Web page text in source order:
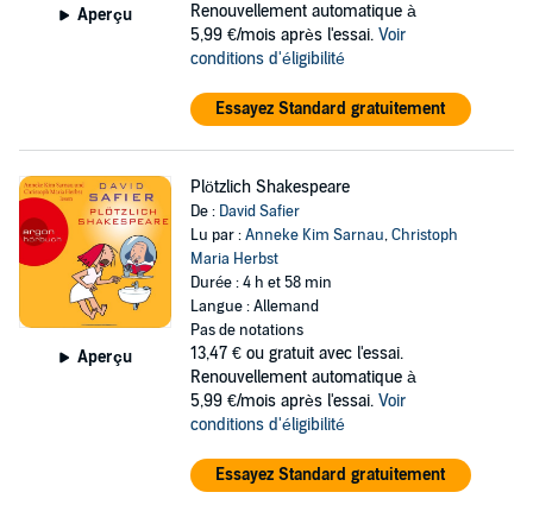
Aperçu
Renouvellement automatique à
5,99 €/mois après l'essai. Voir
conditions d'éligibilité
Essayez Standard gratuitement
Aperçu
Plötzlich Shakespeare
De : David Safier
Lu par :Anneke Kim Sarnau,Christoph
Maria Herbst
Durée : 4 h et 58 min
Langue : Allemand
Pas de notations
13,47 € ou gratuit avec l'essai.
Renouvellement automatique à
5,99 €/mois après l'essai. Voir
conditions d'éligibilité
Essayez Standard gratuitement